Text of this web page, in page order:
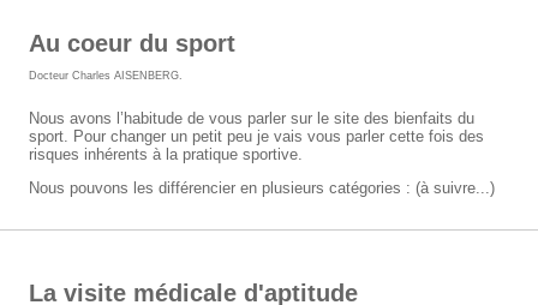
Au coeur du sport
Docteur Charles AISENBERG
Nous avons l’habitude de vous parler sur le site des bienfaits du
sport. Pour changer un petit peu je vais vous parler cette fois des
risques inhérents à la pratique sportive.
Nous pouvons les différencier en plusieurs catégories : (à suivre...)
La visite médicale d'aptitude